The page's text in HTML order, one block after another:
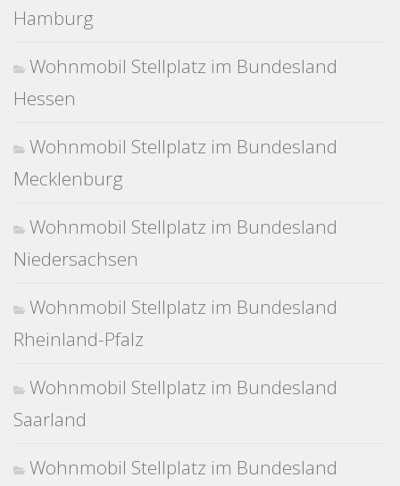
Hamburg
Wohnmobil Stellplatz im Bundesland
Hessen
Wohnmobil Stellplatz im Bundesland
Mecklenburg
Wohnmobil Stellplatz im Bundesland
Niedersachsen
Wohnmobil Stellplatz im Bundesland
Rheinland-Pfalz
Wohnmobil Stellplatz im Bundesland
Saarland
Wohnmobil Stellplatz im Bundesland